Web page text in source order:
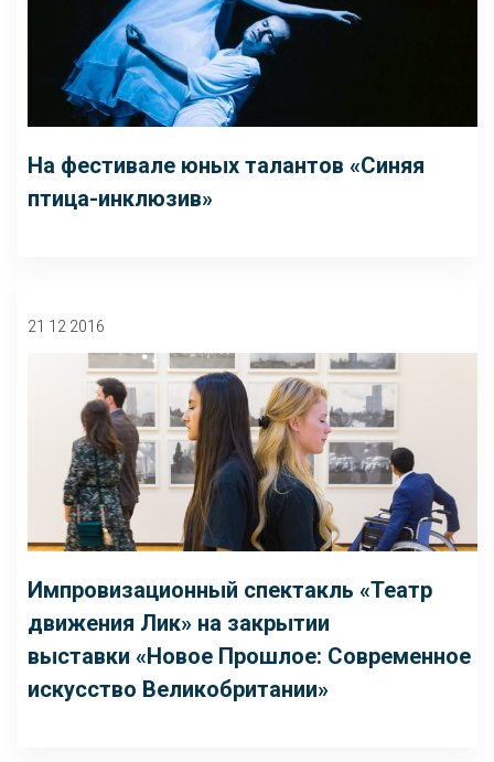
На фестивале юных талантов «Синяя
птица-инклюзив»
21 12 2016
Импровизационный спектакль «Театр
движения Лик» на закрытии
выставки «Новое Прошлое: Современное
искусство Великобритании»